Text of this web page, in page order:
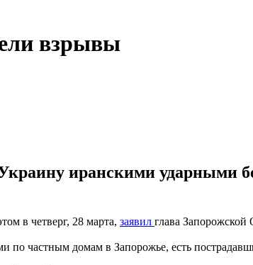
взрывы
иранскими ударными
в четверг, 28 марта, заявил глава
по частным домам в Запорожье, есть